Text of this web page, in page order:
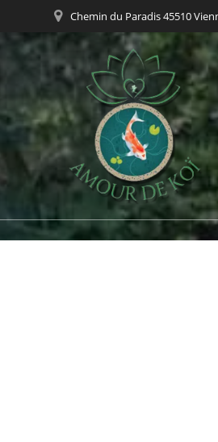
contenu
Chemin du Paradis 45510